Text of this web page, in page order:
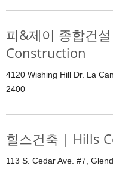
피&제이 종합건
Construction
4120 Wishing Hill Dr. La
2400
힐스건축 | Hills
113 S. Cedar Ave. #7,